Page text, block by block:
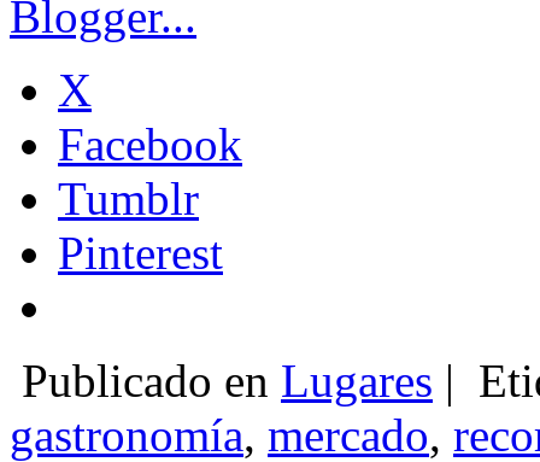
X
Facebook
Tumblr
Pinterest
Publicado en Lugares |
gastronomía, mercado,